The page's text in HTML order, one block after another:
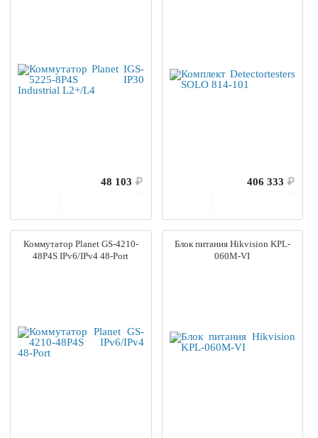
48 103 ₽
406 333 ₽
Коммутатор Planet GS-4210-
48P4S IPv6/IPv4 48-Port
Блок питания Hikvision KPL-
060M-VI